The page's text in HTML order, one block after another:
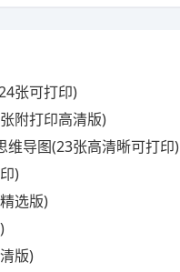
张可打印)
附打印高清版)
维导图(23张高清晰可打印)
)
选版)
版)